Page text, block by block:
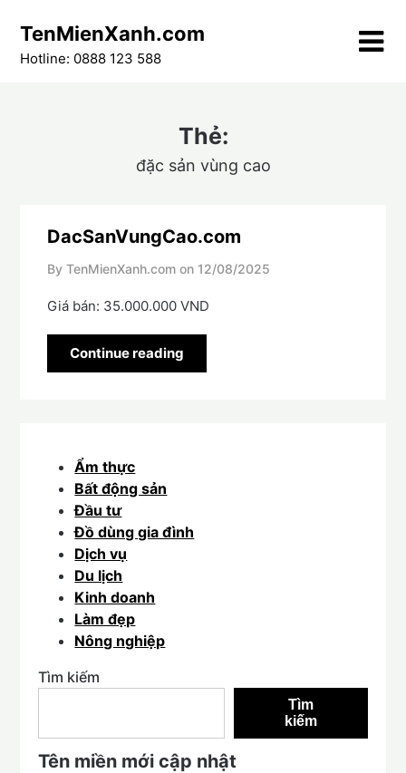
content
TenMienXanh.com
Hotline: 0888 123 588
Thẻ:
đặc sản vùng cao
DacSanVungCao.com
By TenMienXanh.com on 12/08/2025
Giá bán: 35.000.000 VND
Continue reading
Ẩm thực
Bất động sản
Đầu tư
Đồ dùng gia đình
Dịch vụ
Du lịch
Kinh doanh
Làm đẹp
Nông nghiệp
Tìm kiếm
Tìm
kiếm
Tên miền mới cập nhật